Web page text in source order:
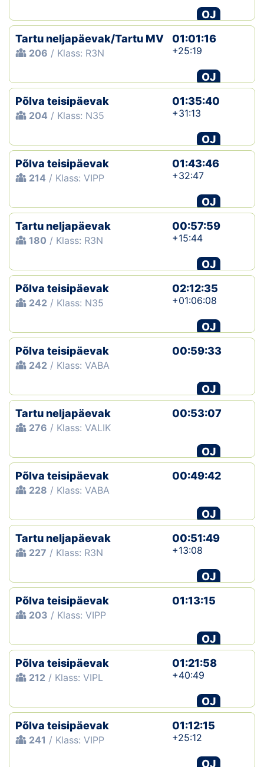
OJ
Tartu neljapäevak/Tartu MV
206 / Klass: R3N
01:01:16
+25:19
OJ
Põlva teisipäevak
204 / Klass: N35
01:35:40
+31:13
OJ
Põlva teisipäevak
214 / Klass: VIPP
01:43:46
+32:47
OJ
Tartu neljapäevak
180 / Klass: R3N
00:57:59
+15:44
OJ
Põlva teisipäevak
242 / Klass: N35
02:12:35
+01:06:08
OJ
Põlva teisipäevak
242 / Klass: VABA
00:59:33
OJ
Tartu neljapäevak
276 / Klass: VALIK
00:53:07
OJ
Põlva teisipäevak
228 / Klass: VABA
00:49:42
OJ
Tartu neljapäevak
227 / Klass: R3N
00:51:49
+13:08
OJ
Põlva teisipäevak
203 / Klass: VIPP
01:13:15
OJ
Põlva teisipäevak
212 / Klass: VIPL
01:21:58
+40:49
OJ
Põlva teisipäevak
241 / Klass: VIPP
01:12:15
+25:12
OJ